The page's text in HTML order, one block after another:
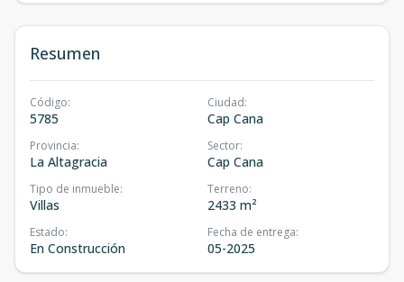
Resumen
Código:
5785
Ciudad:
Cap Cana
Provincia:
La Altagracia
Sector:
Cap Cana
Tipo de inmueble:
Villas
Terreno:
2433 m²
Estado:
En Construcción
Fecha de entrega:
05-2025